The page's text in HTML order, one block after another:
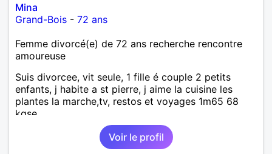
Mina
Grand-Bois - 72 ans
Femme divorcé(e) de 72 ans recherche rencontre
amoureuse
Suis divorcee, vit seule, 1 fille é couple 2 petits
enfants, j habite a st pierre, j aime la cuisine les
plantes la marche,tv, restos et voyages 1m65 68
kgse
Voir le profil